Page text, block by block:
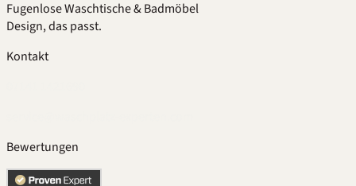
Fugenlose Waschtische & Badmöbel
Design, das passt.
Kontakt
Bewertungen